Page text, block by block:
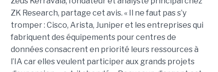
ZK Research, partage cet avis. « Il ne faut pas s’y
tromper : Cisco, Arista, Juniper et les entreprises qui
fabriquent des équipements pour centres de
données consacrent en priorité leurs ressources à
l’IA car elles veulent participer aux grands projets